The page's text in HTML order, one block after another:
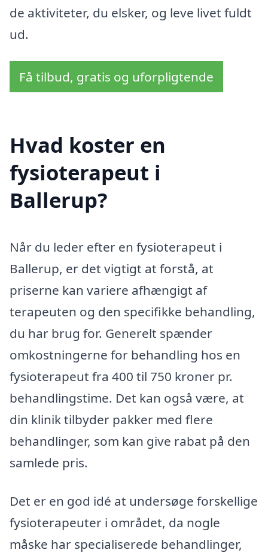
de aktiviteter, du elsker, og leve livet fuldt
ud.
Få tilbud, gratis og uforpligtende
Hvad koster en
fysioterapeut i
Ballerup?
Når du leder efter en fysioterapeut i
Ballerup, er det vigtigt at forstå, at
priserne kan variere afhængigt af
terapeuten og den specifikke behandling,
du har brug for. Generelt spænder
omkostningerne for behandling hos en
fysioterapeut fra 400 til 750 kroner pr.
behandlingstime. Det kan også være, at
din klinik tilbyder pakker med flere
behandlinger, som kan give rabat på den
samlede pris.
Det er en god idé at undersøge forskellige
fysioterapeuter i området, da nogle
måske har specialiserede behandlinger,